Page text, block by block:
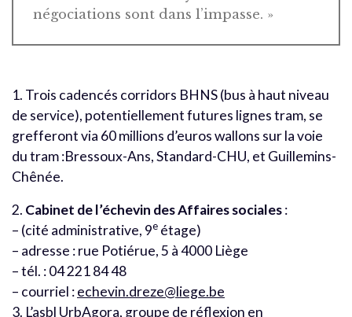
négociations sont dans l’impasse. »
1. Trois cadencés corridors BHNS (bus à haut niveau
de service), potentiellement futures lignes tram, se
grefferont via 60 millions d’euros wallons sur la voie
du tram :Bressoux-Ans, Standard-CHU, et Guillemins-
Chênée.
2. Cabinet de l’échevin des Affaires sociales:
– (cité administrative, 9e étage)
– adresse : rue Potiérue, 5 à 4000 Liège
– tél. : 04 221 84 48
– courriel :echevin.dreze@liege.be
3. L’asbl UrbAgora, groupe de réflexion en